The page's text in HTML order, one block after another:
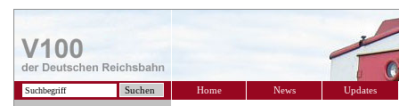
Home News Updates